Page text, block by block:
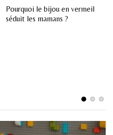
Pourquoi le bijou en vermeil
séduit les mamans ?